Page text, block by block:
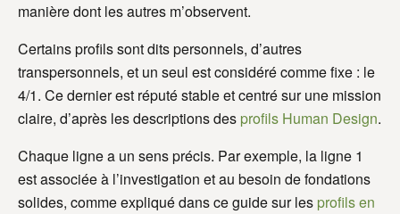
manière dont les autres m’observent.
Certains profils sont dits personnels, d’autres
transpersonnels, et un seul est considéré comme fixe : le
4/1. Ce dernier est réputé stable et centré sur une mission
claire, d’après les descriptions des profils Human Design.
Chaque ligne a un sens précis. Par exemple, la ligne 1
est associée à l’investigation et au besoin de fondations
solides, comme expliqué dans ce guide sur les profils en